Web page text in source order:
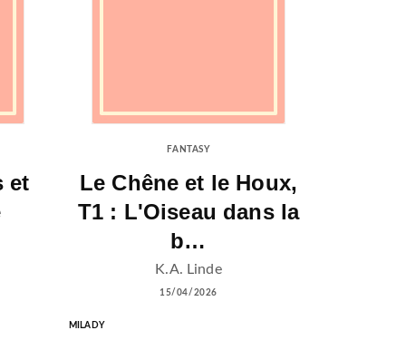
et
FANTASY
Le Chêne et le Houx,
T1 : L'Oiseau dans la
b…
K.A. Linde
15/04/2026
MILADY